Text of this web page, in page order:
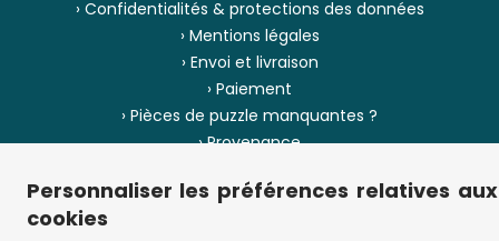
› Confidentialités & protections des données
› Mentions légales
› Envoi et livraison
› Paiement
› Pièces de puzzle manquantes ?
› Provenance
› Plan du site
Personnaliser les préférences relatives aux
cookies